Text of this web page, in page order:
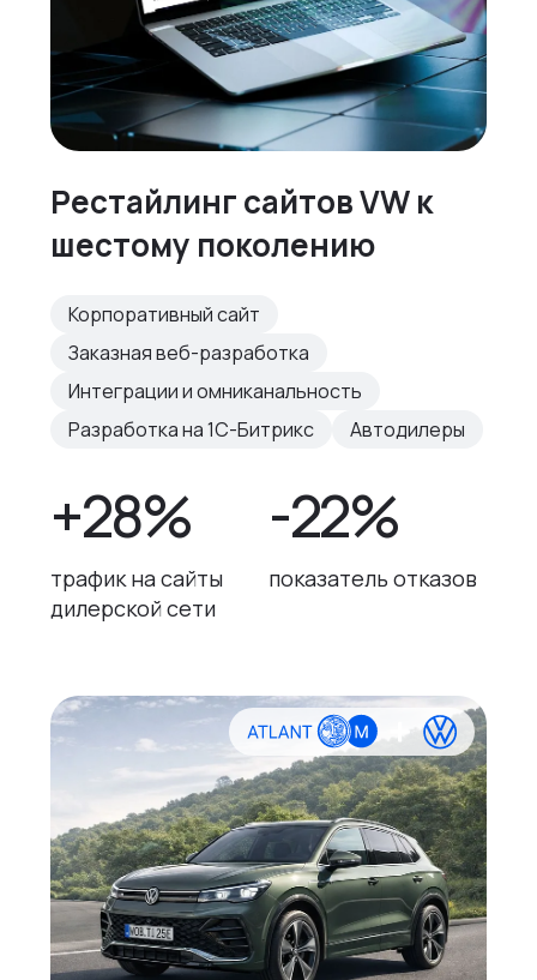
Рестайлинг сайтов VW к
шестому поколению
Корпоративный сайт
Заказная веб-разработка
Интеграции и омниканальность
Разработка на 1С-Битрикс
Автодилеры
+28%
трафик на сайты
дилерской сети
-22%
показатель отказов